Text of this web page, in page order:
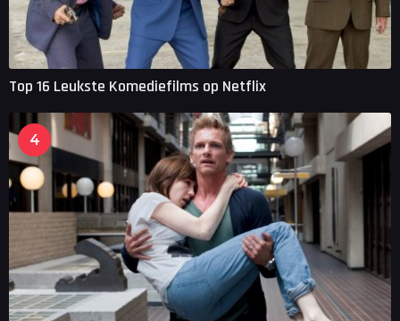
Top 16 Leukste Komediefilms op Netflix
4